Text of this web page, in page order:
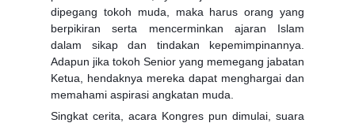
dipegang tokoh muda, maka harus orang yang
berpikiran serta mencerminkan ajaran Islam
dalam sikap dan tindakan kepemimpinannya.
Adapun jika tokoh Senior yang memegang jabatan
Ketua, hendaknya mereka dapat menghargai dan
memahami aspirasi angkatan muda.
Singkat cerita, acara Kongres pun dimulai, suara